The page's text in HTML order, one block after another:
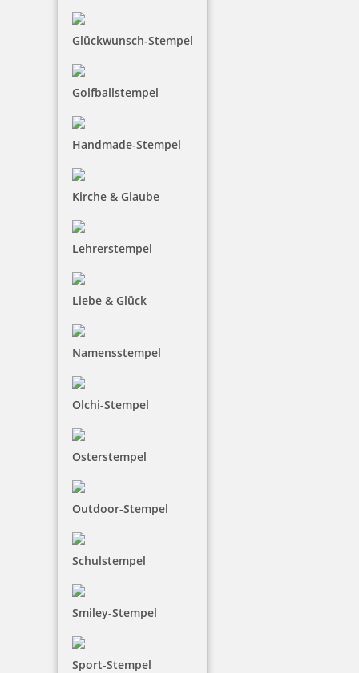
Glückwunsch-Stempel
Golfballstempel
Handmade-Stempel
Kirche & Glaube
Lehrerstempel
Liebe & Glück
Namensstempel
Olchi-Stempel
Osterstempel
Outdoor-Stempel
Schulstempel
Smiley-Stempel
Sport-Stempel